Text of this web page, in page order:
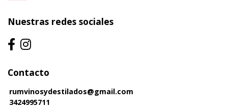
Nuestras redes sociales
Contacto
rumvinosydestilados@gmail.com
3424995711